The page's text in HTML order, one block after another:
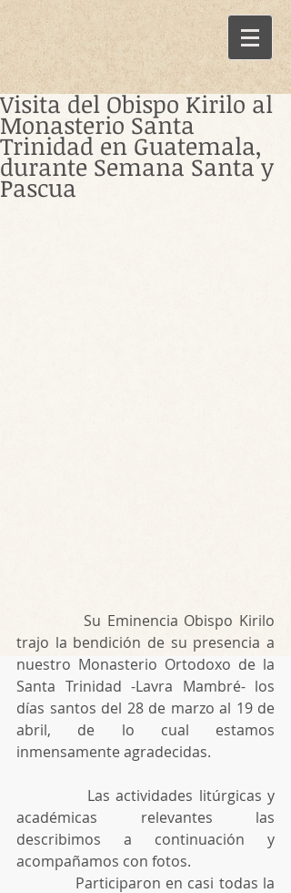
Visita del Obispo Kirilo al
Monasterio Santa
Trinidad en Guatemala,
durante Semana Santa y
Pascua
trajo la bendición de su presencia a
nuestro Monasterio Ortodoxo de la
Santa Trinidad -Lavra Mambré- los
días santos del 28 de marzo al 19 de
abril, de lo cual estamos
inmensamente agradecidas.
académicas relevantes las
describimos a continuación y
acompañamos con fotos.